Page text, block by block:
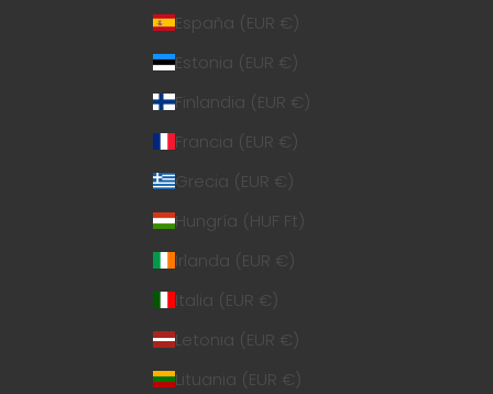
España (EUR €)
Estonia (EUR €)
Finlandia (EUR €)
Francia (EUR €)
Grecia (EUR €)
Hungría (HUF Ft)
Irlanda (EUR €)
Italia (EUR €)
Letonia (EUR €)
Lituania (EUR €)